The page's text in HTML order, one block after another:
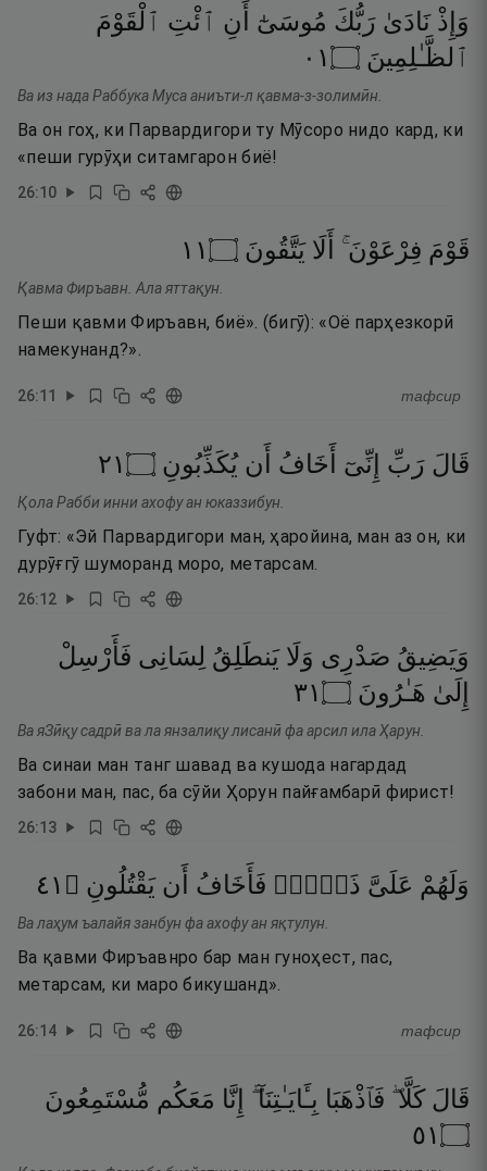
وَإِذْ نَادَىٰ رَبُّكَ مُوسَىٰٓ أَنِ ٱئْتِ ٱلْقَوْمَ
ٱلظَّـٰلِمِينَ ۝١٠
Ва из нада Раббука Муса аниъти-л қавма-з-золимӣн.
Ва он гоҳ, ки Парвардигори ту Мӯсоро нидо кард, ки
«пеши гурӯҳи ситамгарон биё!
26:10
قَوْمَ فِرْعَوْنَ ۚ أَلَا يَتَّقُونَ ۝١١
Қавма Фиръавн. Ала яттақун.
Пеши қавми Фиръавн, биё». (бигӯ): «Оё парҳезкорӣ
намекунанд?».
26:11 тафсир
قَالَ رَبِّ إِنِّىٓ أَخَافُ أَن يُكَذِّبُونِ ۝١٢
Қола Рабби инни ахофу ан юказзибун.
Гуфт: «Эй Парвардигори ман, ҳаройина, ман аз он, ки
дурӯғгӯ шуморанд моро, метарсам.
26:12
وَيَضِيقُ صَدْرِى وَلَا يَنطَلِقُ لِسَانِى فَأَرْسِلْ
إِلَىٰ هَـٰرُونَ ۝١٣
Ва яЗӣқу садрӣ ва ла янзалиқу лисанӣ фа арсил ила Ҳарун.
Ва синаи ман танг шавад ва кушода нагардад
забони ман, пас, ба сӯйи Ҳорун пайғамбарӣ фирист!
26:13
وَلَهُمْ عَلَىَّ ذَنۢبٌۭ فَأَخَافُ أَن يَقْتُلُونِ ۝ ١٤
Ва лаҳум ъалайя занбун фа ахофу ан яқтулун.
Ва қавми Фиръавнро бар ман гуноҳест, пас,
метарсам, ки маро бикушанд».
26:14 тафсир
قَالَ كَلَّا ۖ فَٱذْهَبَا بِـَٔايَـٰتِنَآ ۖ إِنَّا مَعَكُم مُّسْتَمِعُونَ
۝١٥